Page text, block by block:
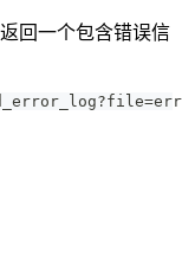
返回一个包含错误信
=